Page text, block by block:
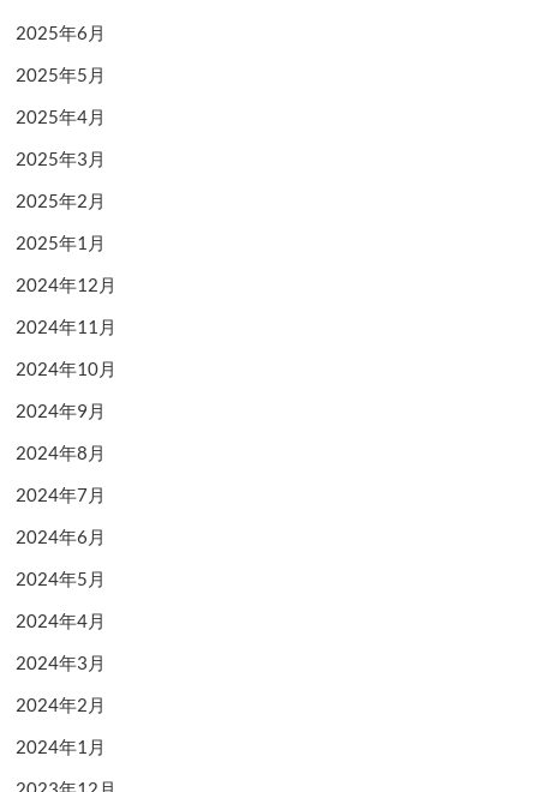
2025年6月
2025年5月
2025年4月
2025年3月
2025年2月
2025年1月
2024年12月
2024年11月
2024年10月
2024年9月
2024年8月
2024年7月
2024年6月
2024年5月
2024年4月
2024年3月
2024年2月
2024年1月